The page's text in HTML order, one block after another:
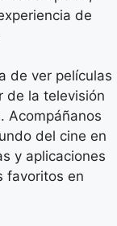
de
de ver películas
de la televisión
Acompáñanos
del cine en
y aplicaciones
favoritos en